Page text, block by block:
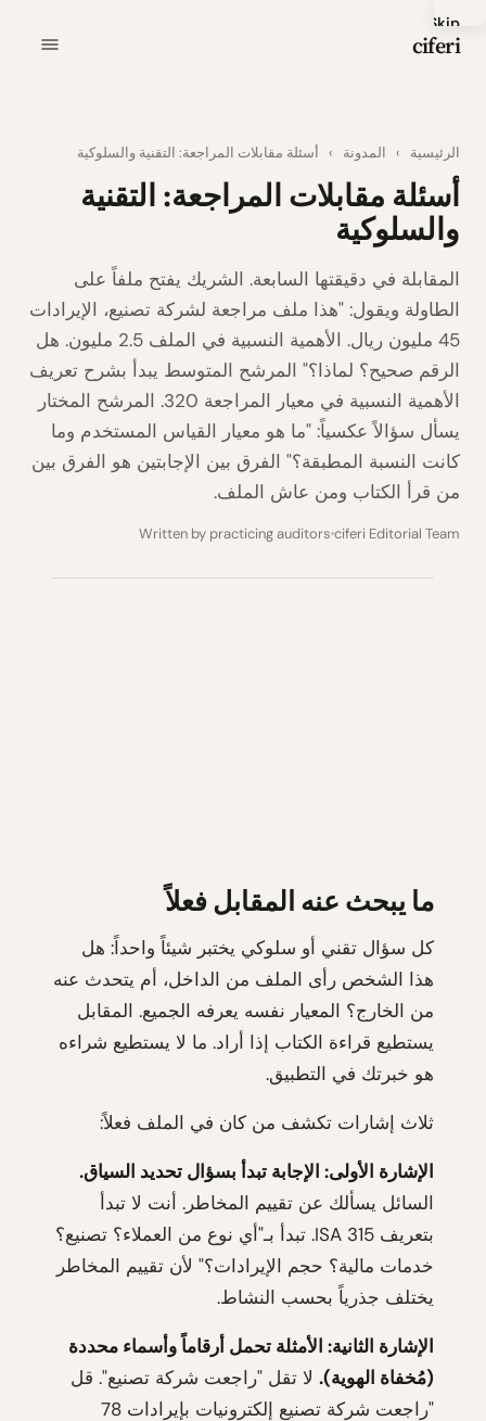
Skip
to
ciferi
الرئيسية › المدونة › أسئلة مقابلات المراجعة: التقنية والسلوكية
أسئلة مقابلات المراجعة: التقنية
والسلوكية
المقابلة في دقيقتها السابعة. الشريك يفتح ملفاً على
الطاولة ويقول: "هذا ملف مراجعة لشركة تصنيع، الإيرادات
45 مليون ريال. الأهمية النسبية في الملف 2.5 مليون. هل
الرقم صحيح؟ لماذا؟" المرشح المتوسط يبدأ بشرح تعريف
الأهمية النسبية في معيار المراجعة 320. المرشح المختار
يسأل سؤالاً عكسياً: "ما هو معيار القياس المستخدم وما
كانت النسبة المطبقة؟" الفرق بين الإجابتين هو الفرق بين
من قرأ الكتاب ومن عاش الملف.
ciferi Editorial Team
Written by practicing auditors
ما يبحث عنه المقابل فعلاً
كل سؤال تقني أو سلوكي يختبر شيئاً واحداً: هل
هذا الشخص رأى الملف من الداخل، أم يتحدث عنه
من الخارج؟ المعيار نفسه يعرفه الجميع. المقابل
يستطيع قراءة الكتاب إذا أراد. ما لا يستطيع شراءه
هو خبرتك في التطبيق.
ثلاث إشارات تكشف من كان في الملف فعلاً:
الإشارة الأولى: الإجابة تبدأ بسؤال تحديد السياق.
السائل يسألك عن تقييم المخاطر. أنت لا تبدأ
بتعريف ISA 315. تبدأ بـ"أي نوع من العملاء؟ تصنيع؟
خدمات مالية؟ حجم الإيرادات؟" لأن تقييم المخاطر
يختلف جذرياً بحسب النشاط.
الإشارة الثانية: الأمثلة تحمل أرقاماً وأسماء محددة
(مُخفاة الهوية). لا تقل "راجعت شركة تصنيع". قل
"راجعت شركة تصنيع إلكترونيات بإيرادات 78